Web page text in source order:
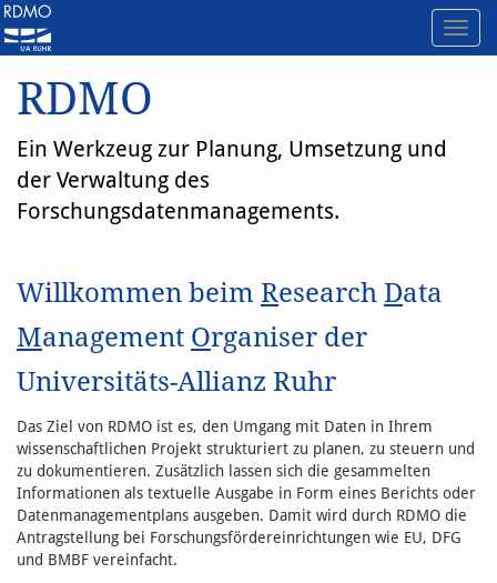
RDMO
Ein Werkzeug zur Planung, Umsetzung und
der Verwaltung des
Forschungsdatenmanagements.
Willkommen beim Research Data
Management Organiser der
Universitäts-Allianz Ruhr
Das Ziel von RDMO ist es, den Umgang mit Daten in Ihrem
wissenschaftlichen Projekt strukturiert zu planen, zu steuern und
zu dokumentieren. Zusätzlich lassen sich die gesammelten
Informationen als textuelle Ausgabe in Form eines Berichts oder
Datenmanagementplans ausgeben. Damit wird durch RDMO die
Antragstellung bei Forschungsfördereinrichtungen wie EU, DFG
und BMBF vereinfacht.